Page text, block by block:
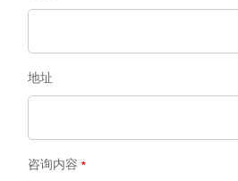
地址
咨询内容